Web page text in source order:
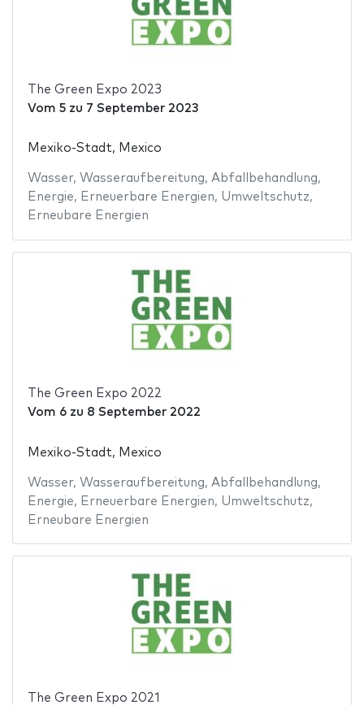
The Green Expo 2023
Vom 5zu 7 September 2023
Mexiko-Stadt, Mexico
Wasser, Wasseraufbereitung, Abfallbehandlung,
Energie, Erneuerbare Energien, Umweltschutz,
Erneubare Energien
The Green Expo 2022
Vom 6zu 8 September 2022
Mexiko-Stadt, Mexico
Wasser, Wasseraufbereitung, Abfallbehandlung,
Energie, Erneuerbare Energien, Umweltschutz,
Erneubare Energien
The Green Expo 2021